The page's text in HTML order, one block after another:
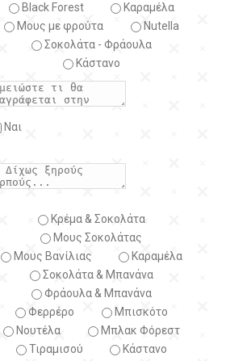
Black Forest
Kαραμέλα
Μους με φρούτα
Nutella
Σοκολάτα - Φράουλα
Κάστανο
Ναι
Κρέμα & Σοκολάτα
Μους Σοκολάτας
Μους Βανίλιας
Καραμέλα
Σοκολάτα & Μπανάνα
Φράουλα & Μπανάνα
Φερρέρο
Μπισκότο
Νουτέλα
Μπλακ Φόρεστ
Τιραμισού
Κάστανο